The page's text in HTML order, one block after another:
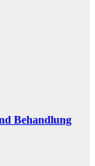
Behandlung